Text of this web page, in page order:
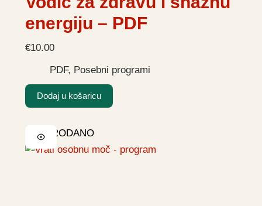
energiju – PDF
€10.00
PDF, Posebni programi
Dodaj u košaricu
RASPRODANO